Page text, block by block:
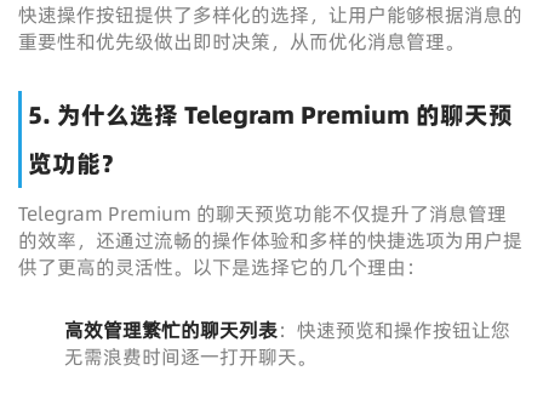
快速操作按钮提供了多样化的选择，让用户能够根据消息的
重要性和优先级做出即时决策，从而优化消息管理。
5. 为什么选择 Telegram Premium 的聊天预
览功能？
Telegram Premium 的聊天预览功能不仅提升了消息管理
的效率，还通过流畅的操作体验和多样的快捷选项为用户提
供了更高的灵活性。以下是选择它的几个理由：
高效管理繁忙的聊天列表：快速预览和操作按钮让您
无需浪费时间逐一打开聊天。